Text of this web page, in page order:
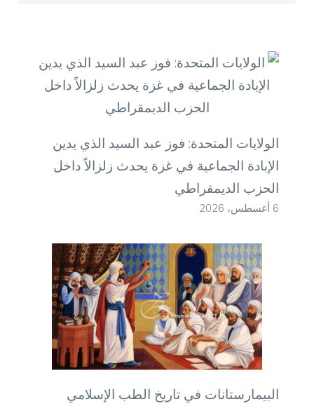
الولايات المتحدة: فوز عبد السيد الذي يدين
الإبادة الجماعية في غزة يحدث زلزالاً داخل
الحزب الديمقراطي
6 أغسطس، 2026
البيمارستانات في تاريخ الطب الإسلامي